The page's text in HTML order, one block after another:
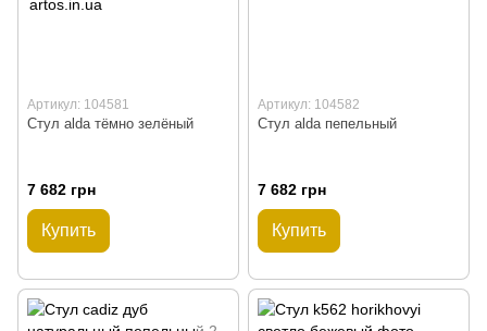
Артикул: 104581
Стул alda тёмно зелёный
7 682 грн
Купить
Артикул: 104582
Стул alda пепельный
7 682 грн
Купить